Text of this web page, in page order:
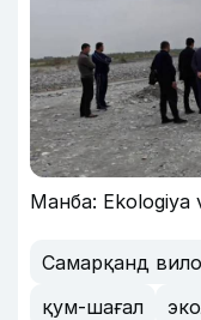
Манба: Ekologiya
Самарқанд
қум-шағал